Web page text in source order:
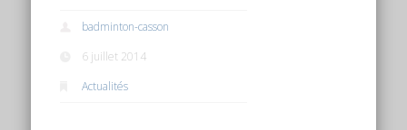
badminton-casson
6 juillet 2014
Actualités